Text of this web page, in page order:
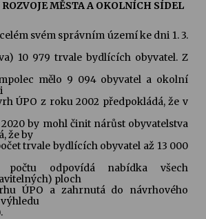
MĚSTA A OKOLNÍCH SÍDEL
svém správním území ke dni 1. 3.
10 979 trvale bydlících obyvatel. Z
mělo 9 094 obyvatel a okolní
ÚPO z roku 2002 předpokládá, že v
by mohl činit nárůst obyvatelstva
že by
trvale bydlících obyvatel až 13 000
počtu odpovídá nabídka všech
ploch
ÚPO a zahrnutá do návrhového